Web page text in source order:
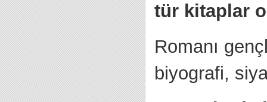
tür kitaplar
Romanı
biyografi,